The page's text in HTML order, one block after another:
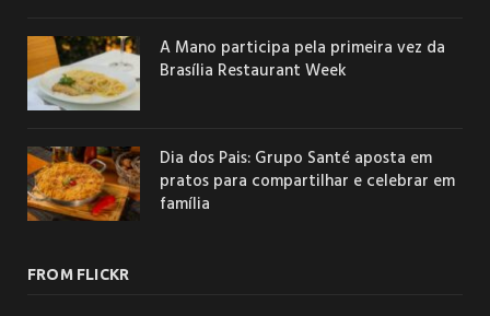
A Mano participa pela primeira vez da
Brasília Restaurant Week
Dia dos Pais: Grupo Santé aposta em
pratos para compartilhar e celebrar em
família
FROM FLICKR